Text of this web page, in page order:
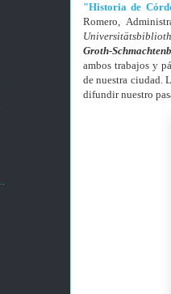
"Historia de
Romero,
Groth-
ambos trabajos y
de nuestra ciudad.
difundir nuestro